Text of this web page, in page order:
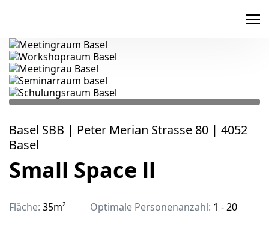
Basel SBB | Peter Merian Strasse 80 | 4052
Basel
Small Space ll
Fläche: 35m² Optimale Personenanzahl: 1 - 20